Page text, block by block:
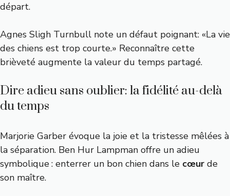
départ.
Agnes Sligh Turnbull note un défaut poignant: «La vie
des chiens est trop courte.» Reconnaître cette
brièveté augmente la valeur du temps partagé.
Dire adieu sans oublier: la fidélité au-delà
du temps
Marjorie Garber évoque la joie et la tristesse mêlées à
la séparation. Ben Hur Lampman offre un adieu
symbolique : enterrer un bon chien dans le cœur de
son maître.